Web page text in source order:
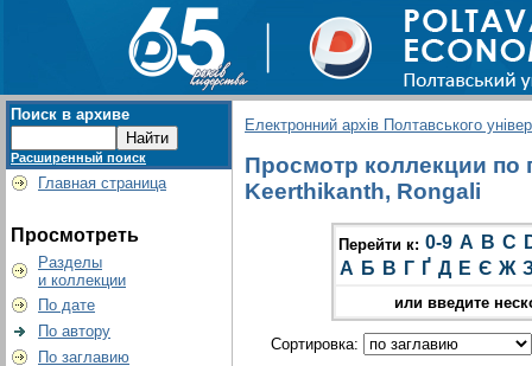
Поиск в архиве
Расширенный поиск
Главная страница
Просмотреть
Разделы
и коллекции
По дате
По автору
По заглавию
Електронний архів Полтавського
Просмотр коллекции по
Keerthikanth, Rongali
Перейти к: 0-9 A B C
А Б В Г Ґ Д Е Є Ж
или введите
Сортировка: